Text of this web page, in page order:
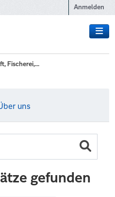
Anmelden
Fischerei,...
uns
gefunden